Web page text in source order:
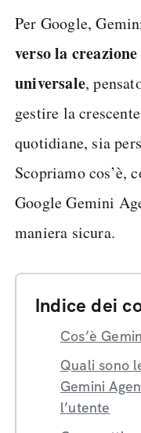
Per Google,
verso la
universale,
gestire la
quotidiane, sia
Scopriamo cos’è,
Google Gemini
maniera sicura.
Indice dei
Cos’è
Quali sono
Gemini
l’utente